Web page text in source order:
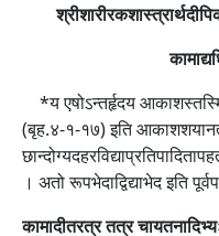
*य एषोऽन्तर्हृदय
(बृह.४-१-१७) इति
। अतो रूपभेदाद्विद्याभेद इति
कामादीतरत्र तत्र